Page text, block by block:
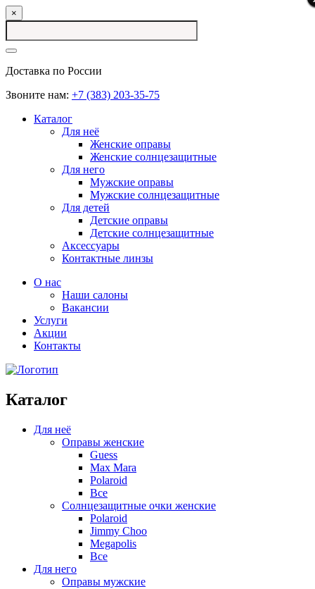
×
Доставка по России
Звоните нам: +7 (383) 203-35-75
Каталог
Для неё
Женские оправы
Женские солнцезащитные
Для него
Мужские оправы
Мужские солнцезащитные
Для детей
Детские оправы
Детские солнцезащитные
Аксессуары
Контактные линзы
О нас
Наши салоны
Вакансии
Услуги
Акции
Контакты
Каталог
Для неё
Оправы женские
Guess
Max Mara
Polaroid
Все
Солнцезащитные очки женские
Polaroid
Jimmy Choo
Megapolis
Все
Для него
Оправы мужские